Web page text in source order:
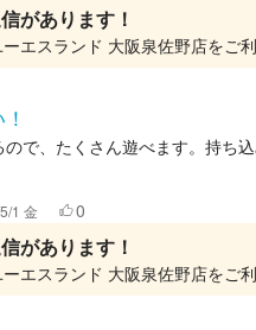
があります！
で、たくさん遊べます。持ち
1 金 0
があります！